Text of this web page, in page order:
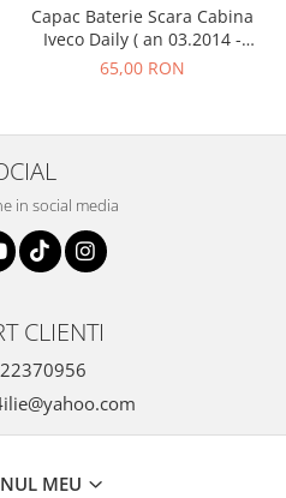
Capac Baterie Scara Cabina
Iveco Daily ( an 03.2014 -
01.2019 )
65,00 RON
in social media
CLIENTI
MEU